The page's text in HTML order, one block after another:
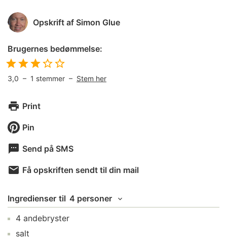
Opskrift af Simon Glue
Brugernes bedømmelse:
3,0 – 1 stemmer – Stem her
Print
Pin
Send på SMS
Få opskriften sendt til din mail
Ingredienser til 4 personer
4 andebryster
salt